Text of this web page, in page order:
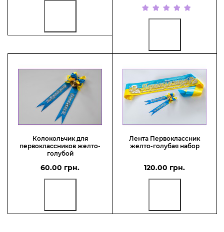
Колокольчик для
первоклассников желто-
голубой
60.00 грн.
Лента Первоклассник
желто-голубая набор
120.00 грн.